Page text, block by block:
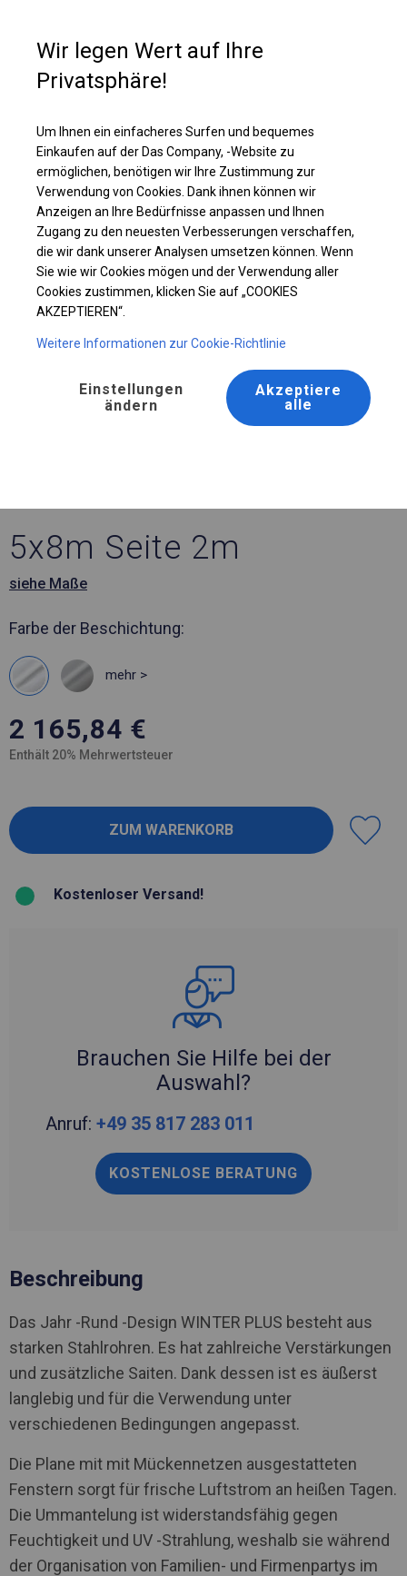
Ganzjähriges Verkaufszelt | 5x8 m
5x8m Seite 2m
siehe Maße
Farbe der Beschichtung:
mehr >
2 165,84 €
Enthält 20% Mehrwertsteuer
Kostenloser Versand!
Brauchen Sie Hilfe bei der
Auswahl?
Anruf: +49 35 817 283 011
KOSTENLOSE BERATUNG
Beschreibung
Das Jahr -Rund -Design WINTER PLUS besteht aus
starken Stahlrohren. Es hat zahlreiche Verstärkungen
und zusätzliche Saiten. Dank dessen ist es äußerst
langlebig und für die Verwendung unter
verschiedenen Bedingungen angepasst.
Die Plane mit mit Mückennetzen ausgestatteten
Fenstern sorgt für frische Luftstrom an heißen Tagen.
Die Ummantelung ist widerstandsfähig gegen
Feuchtigkeit und UV -Strahlung, weshalb sie während
der Organisation von Familien- und Firmenpartys im
Wir legen Wert auf Ihre
Privatsphäre!
Um Ihnen ein einfacheres Surfen und bequemes
Einkaufen auf der Das Company, -Website zu
ermöglichen, benötigen wir Ihre Zustimmung zur
Verwendung von Cookies. Dank ihnen können wir
Anzeigen an Ihre Bedürfnisse anpassen und Ihnen
Zugang zu den neuesten Verbesserungen verschaffen,
die wir dank unserer Analysen umsetzen können. Wenn
Sie wie wir Cookies mögen und der Verwendung aller
Cookies zustimmen, klicken Sie auf „COOKIES
AKZEPTIEREN“.
Weitere Informationen zur Cookie-Richtlinie
Einstellungen
ändern
Akzeptiere
alle